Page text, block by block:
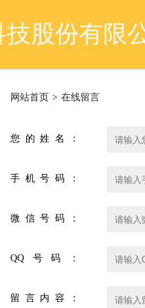
股份有限
网站首页 > 在线留言
您的姓名：
手机号码：
微信号码：
QQ号码：
留言内容：